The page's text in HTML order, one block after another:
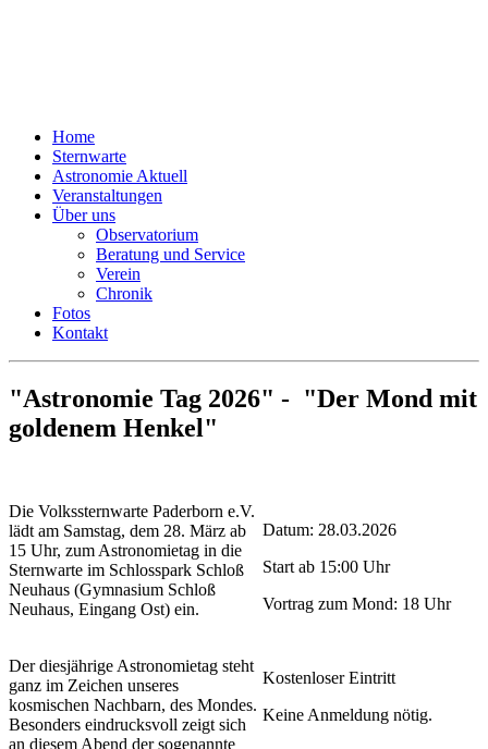
Home
Sternwarte
Astronomie Aktuell
Veranstaltungen
Über uns
Observatorium
Beratung und Service
Verein
Chronik
Fotos
Kontakt
"Astronomie Tag 2026" - "Der Mond mit
goldenem Henkel"
Datum: 28.03.2026
Start ab 15:00 Uhr
Vortrag zum Mond: 18 Uhr
Kostenloser Eintritt
Keine Anmeldung nötig.
Die Volkssternwarte Paderborn e.V.
lädt am Samstag, dem 28. März ab
15 Uhr, zum Astronomietag in die
Sternwarte im Schlosspark Schloß
Neuhaus (Gymnasium Schloß
Neuhaus, Eingang Ost) ein.
Der diesjährige Astronomietag steht
ganz im Zeichen unseres
kosmischen Nachbarn, des Mondes.
Besonders eindrucksvoll zeigt sich
an diesem Abend der sogenannte